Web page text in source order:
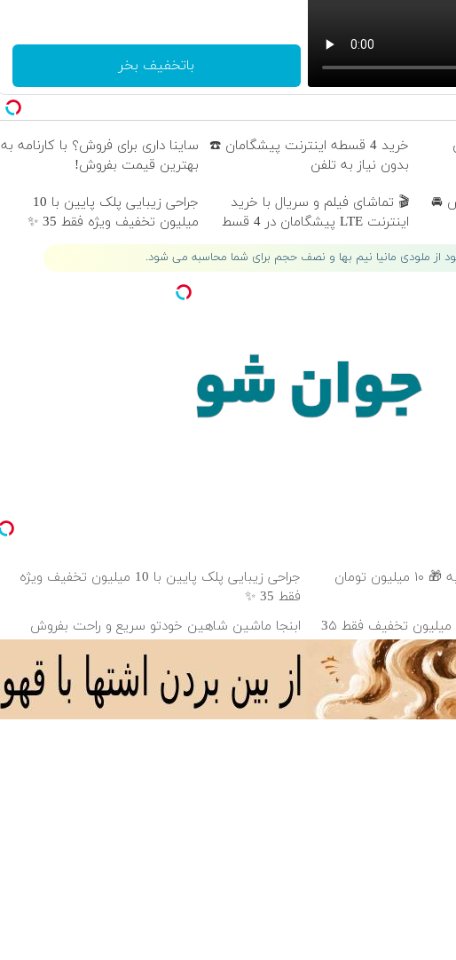
باتخفیف بخر
خرید 4 قسطه اینترنت پیشگامان ☎️
بدون نیاز به تلفن
ساینا داری برای فروش؟ با کارنامه به
بهترین قیمت بفروش!
🚘
🎬 تماشای فیلم و سریال با خرید
اینترنت LTE پیشگامان در 4 قسط
جراحی زیبایی پلک پایین با 10
میلیون تخفیف ویژه فقط 35 ✨
از ملودی مانیا نیم بها و نصف حجم برای شما محاسبه می شود.
عمل زیبایی پلک بدون رد بخیه 🎁 ۱۰ میلیون تومان
جراحی زیبایی پلک پایین با 10 میلیون تخفیف ویژه
فقط 35 ✨
بلفاروپلاستی پلک پایین با ۱۰ میلیون تخفیف فقط 3۵
ابنجا ماشین شاهین خودتو سریع و راحت بفروش
بدون نیاز به آگهی و با یکبار مراجعه فروخته شد